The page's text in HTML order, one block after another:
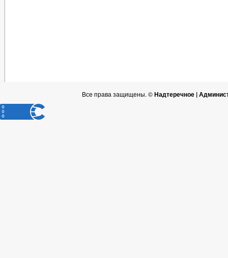
Все права защищены. ©Надтеречное |